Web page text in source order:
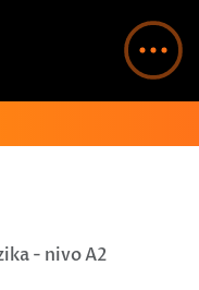
- nivo A2